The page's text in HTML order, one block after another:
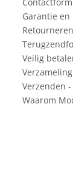
Garantie en
Veilig
Verzenden
Waarom